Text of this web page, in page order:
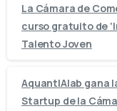
La Cámara de
curso gratuito de
Talento Joven
AquantIAlab gana
Startup de la